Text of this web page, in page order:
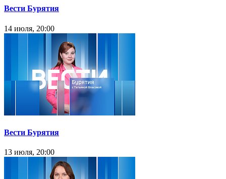
Вести Бурятия
14 июля, 20:00
Вести Бурятия
13 июля, 20:00